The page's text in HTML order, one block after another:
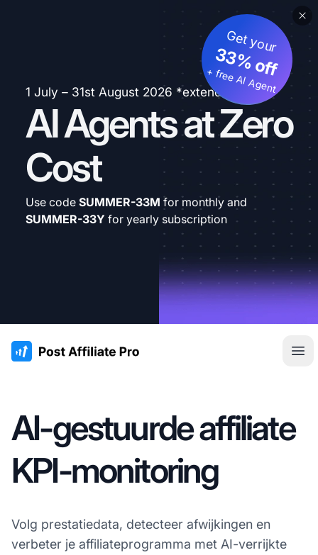
1 July – 31st August 2026 *extended
AI Agents at Zero
Cost
Get your
33% off
+ free AI Agent
Use code SUMMER-33M for monthly and
SUMMER-33Y for yearly subscription
:site.title
AI-gestuurde affiliate
KPI-monitoring
Volg prestatiedata, detecteer afwijkingen en
verbeter je affiliateprogramma met AI-verrijkte